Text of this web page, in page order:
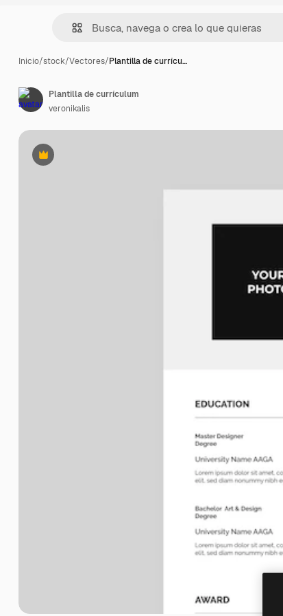
Inicio/stock/Vectores/Plantilla de currícu…
Premium
Plantilla de currículum
veronikalis